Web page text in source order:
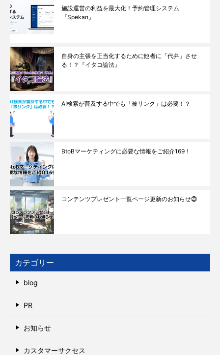
施設運営の利益を最大化！予約管理システム
『Spekan』
自身の主張を正当化するために他者に「代弁」させ
る！？『イタコ論法』
AI検索が普及する中でも「被リンク」は必要！？
BtoBマーケティングに必要な情報をご紹介169！
コンテンツプレゼント一覧ページ更新のお知らせ㉓
カテゴリー
blog
PR
お知らせ
カスタマーサクセス